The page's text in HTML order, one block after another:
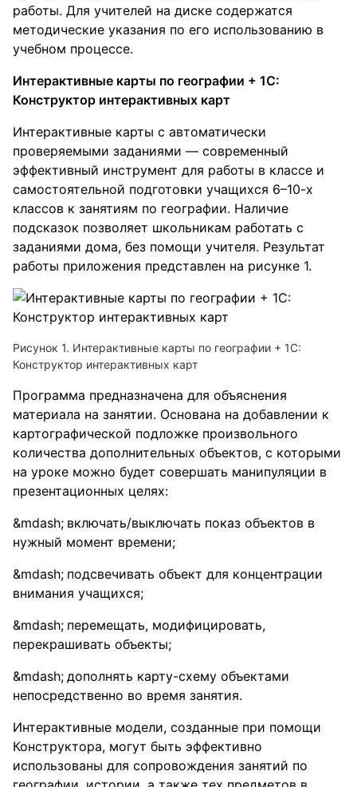
работы. Для учителей на диске содержатся
методические указания по его использованию в
учебном процессе.
Интерактивные карты по географии + 1С:
Конструктор интерактивных карт
Интерактивные карты с автоматически
проверяемыми заданиями — современный
эффективный инструмент для работы в классе и
самостоятельной подготовки учащихся 6–10-х
классов к занятиям по географии. Наличие
подсказок позволяет школьникам работать с
заданиями дома, без помощи учителя. Результат
работы приложения представлен на рисунке 1.
Рисунок 1. Интерактивные карты по географии + 1С:
Конструктор интерактивных карт
Программа предназначена для объяснения
материала на занятии. Основана на добавлении к
картографической подложке произвольного
количества дополнительных объектов, с которыми
на уроке можно будет совершать манипуляции в
презентационных целях:
включать/выключать показ объектов в
нужный момент времени;
подсвечивать объект для концентрации
внимания учащихся;
перемещать, модифицировать,
перекрашивать объекты;
дополнять карту-схему объектами
непосредственно во время занятия.
Интерактивные модели, созданные при помощи
Конструктора, могут быть эффективно
использованы для сопровождения занятий по